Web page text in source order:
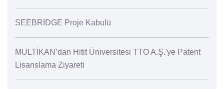
SEEBRIDGE Proje Kabulü
MULTİKAN’dan Hitit Üniversitesi TTO A.Ş.'ye Patent
Lisanslama Ziyareti